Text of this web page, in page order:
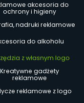
akcesoria do
ochrony i higieny
nadruki reklamowe
do alkoholu
z własnym logo
Kreatywne gadżety
reklamowe
reklamowe z logo